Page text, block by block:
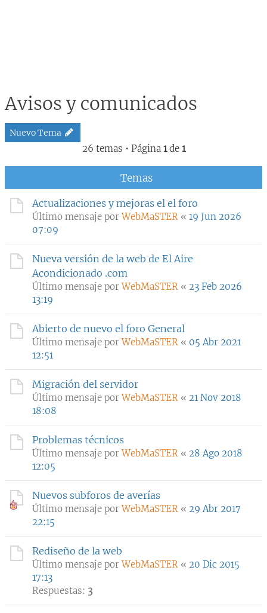
Avisos y comunicados
Nuevo Tema
26 temas • Página 1de 1
Temas
Actualizaciones y mejoras el el foro
Último mensaje porWebMaSTER « 19 Jun 2026
07:09
Nueva versión de la web de El Aire
Acondicionado .com
Último mensaje porWebMaSTER « 23 Feb 2026
13:19
Abierto de nuevo el foro General
Último mensaje porWebMaSTER « 05 Abr 2021
12:51
Migración del servidor
Último mensaje porWebMaSTER « 21 Nov 2018
18:08
Problemas técnicos
Último mensaje porWebMaSTER « 28 Ago 2018
12:05
Nuevos subforos de averías
Último mensaje porWebMaSTER « 29 Abr 2017
22:15
Rediseño de la web
Último mensaje porWebMaSTER « 20 Dic 2015
17:13
Respuestas: 3